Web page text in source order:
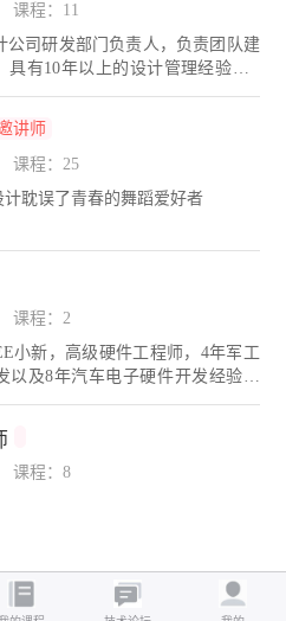
计与仿真项目
：计算机通信产品，多媒体产品，
，交通运输设备，数码消费类产品
的产品硬件设计与仿真经验。
课程：11
公司研发部门负责人，负责团队建
具有10年以上的设计管理经验，E
牌讲师，精通Cadence、Mentor、P
Designer、SI9000、HyperLynx等多
仿真工具。为各大高校、电子科技
PCB实战设计培训，推动高速高密
业技术发展。广东省CAD图形设计
（电子类）裁判；深圳信息职业技
航天军工、安防数码、通信设备、
车电子、医疗仪器、芯片等领域的
真项目。
讲师
课程：25
计耽误了青春的舞蹈爱好者
课程：2
小新，高级硬件工程师，4年军工
以及8年汽车电子硬件开发经验，
级汽车量产产品开发经验，擅长硬
技术交流与经验分享。代表课程：
、27种常见元器件数据手册、电源
课程：8